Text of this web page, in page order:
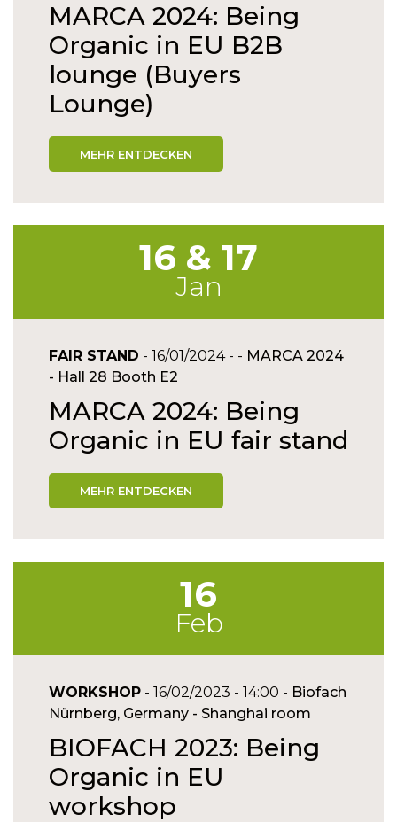
MARCA 2024: Being
Organic in EU B2B
lounge (Buyers
Lounge)
MEHR ENTDECKEN
16 & 17
Jan
FAIR STAND - 16/01/2024 - - MARCA 2024
- Hall 28 Booth E2
MARCA 2024: Being
Organic in EU fair stand
MEHR ENTDECKEN
16
Feb
WORKSHOP - 16/02/2023 - 14:00 - Biofach
Nürnberg, Germany - Shanghai room
BIOFACH 2023: Being
Organic in EU
workshop